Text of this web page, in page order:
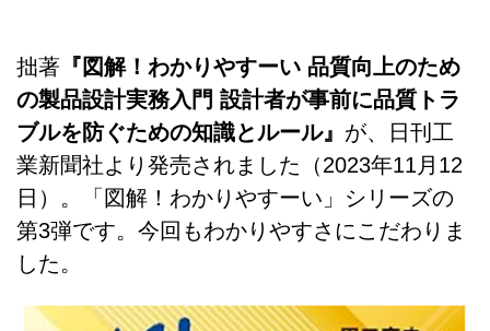
拙著 『図解！わかりやすーい 品質向上のため
の製品設計実務入門 設計者が事前に品質トラ
ブルを防ぐための知識とルール』 が、日刊工
業新聞社より発売されました（2023年11月12
日）。「図解！わかりやすーい」シリーズの
第3弾です。今回もわかりやすさにこだわりま
した。